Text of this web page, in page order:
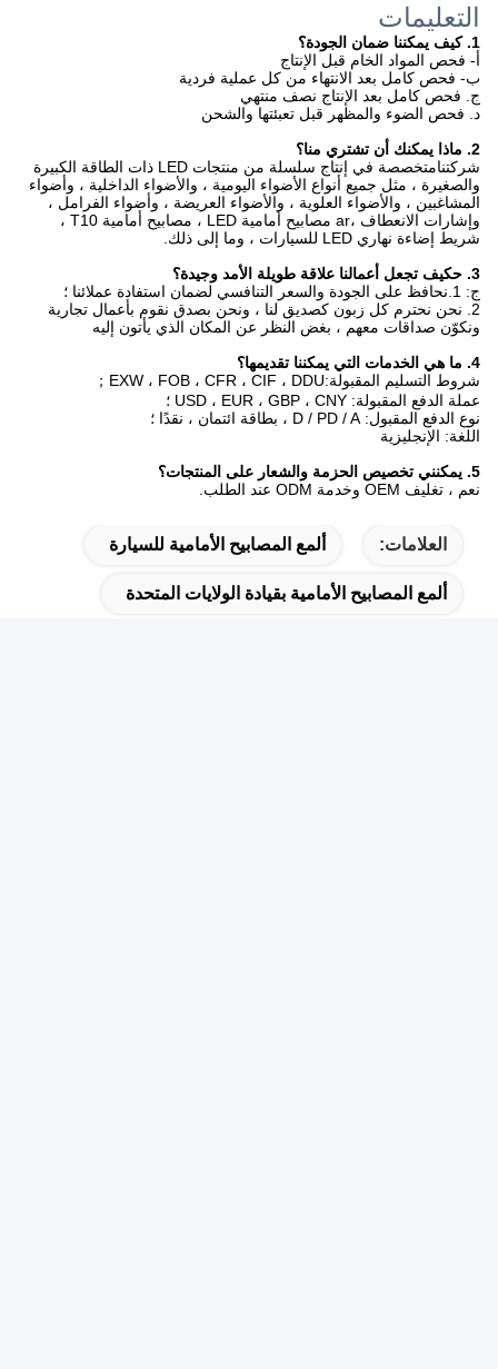
التعليمات
1. كيف يمكننا ضمان الجودة؟
أ- فحص المواد الخام قبل الإنتاج
ب- فحص كامل بعد الانتهاء من كل عملية فردية
ج. فحص كامل بعد الإنتاج نصف منتهي
د. فحص الضوء والمظهر قبل تعبئتها والشحن
2. ماذا يمكنك أن تشتري منا؟
شركتنا
متخصصة في إنتاج سلسلة من منتجات LED ذات الطاقة الكبيرة
والصغيرة ، مثل جميع أنواع الأضواء اليومية ، والأضواء الداخلية ، وأضواء
المشاغبين ، والأضواء العلوية ، والأضواء العريضة ، وأضواء الفرامل ،
وإشارات الانعطاف ،
ar مصابيح أمامية LED ، مصابيح أمامية T10 ،
شريط إضاءة نهاري LED للسيارات ، وما إلى ذلك.
3. ح
كيف تجعل أعمالنا علاقة طويلة الأمد وجيدة؟
ج: 1.نحافظ على الجودة والسعر التنافسي لضمان استفادة عملائنا ؛
2. نحن نحترم كل زبون كصديق لنا ، ونحن بصدق نقوم بأعمال تجارية
ونكوّن صداقات معهم ، بغض النظر عن المكان الذي يأتون إليه
4. ما هي الخدمات التي يمكننا تقديمها؟
شروط التسليم المقبولة:EXW ، FOB ، CFR ، CIF ، DDU；
عملة الدفع المقبولة: USD ، EUR ، GBP ، CNY ؛
نوع الدفع المقبول: D / PD / A ، بطاقة ائتمان ، نقدًا ؛
اللغة: الإنجليزية
5. يمكنني تخصيص الحزمة والشعار على المنتجات؟
نعم ، تغليف OEM وخدمة ODM عند الطلب.
العلامات: ألمع المصابيح الأمامية للسيارة
ألمع المصابيح الأمامية بقيادة الولايات المتحدة